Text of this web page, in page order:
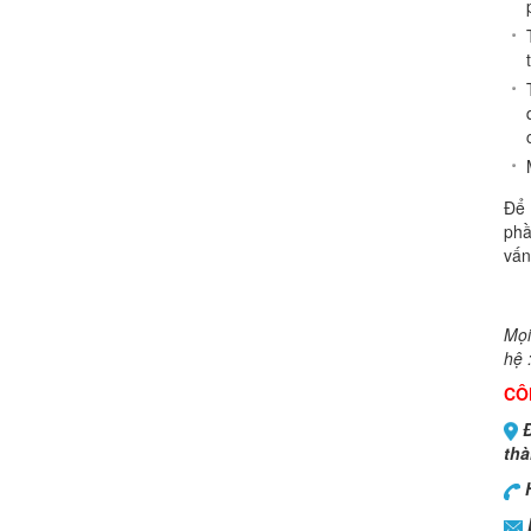
Để
hệ :